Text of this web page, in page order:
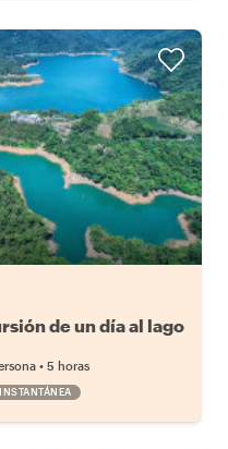
de un día al lago
• 5 horas